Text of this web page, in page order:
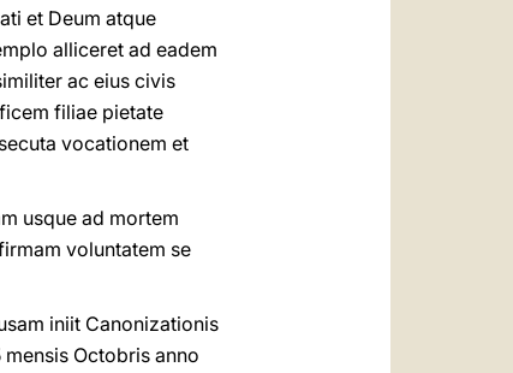
et Deum atque
alliceret ad eadem
ac eius civis
filiae pietate
vocationem et
usque ad mortem
voluntatem se
iniit Canonizationis
Octobris anno